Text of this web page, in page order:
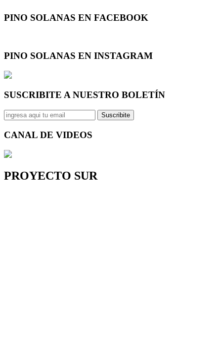
PINO SOLANAS EN FACEBOOK
PINO SOLANAS EN INSTAGRAM
SUSCRIBITE A NUESTRO BOLETÍN
Suscribite
CANAL DE VIDEOS
PROYECTO SUR